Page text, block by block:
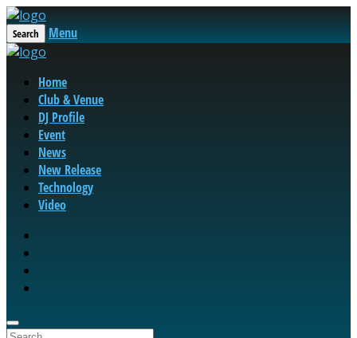
Search Menu
Home
Club & Venue
DJ Profile
Event
News
New Release
Technology
Video